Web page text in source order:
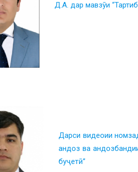
Д.А. дар мавзӯи
Дарси видеоии
андоз ва
буҷетӣ”